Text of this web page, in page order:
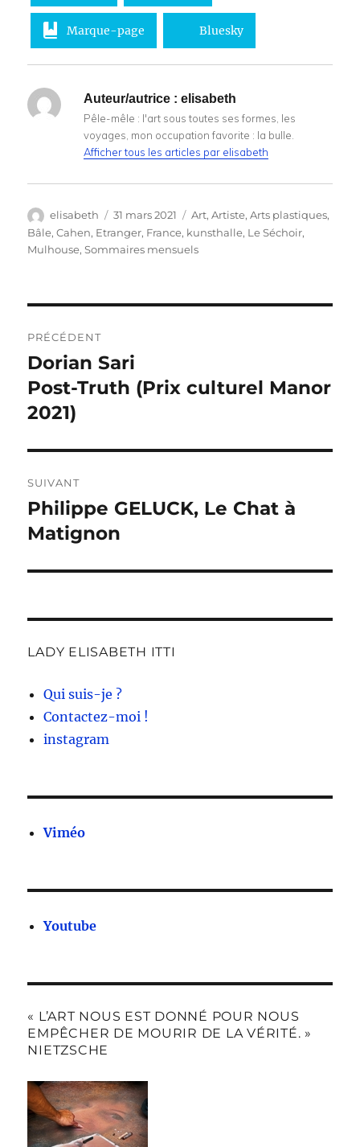
Marque-page Bluesky
Auteur/autrice : elisabeth
Pêle-mêle : l'art sous toutes ses formes, les
voyages, mon occupation favorite : la bulle.
Afficher tous les articles par elisabeth
Auteur
elisabeth
Publié
le
31 mars 2021 Catégories
Art,Artiste,Arts plastiques,
Bâle,Cahen, Etranger, France, kunsthalle, Le Séchoir,
Mulhouse,Sommaires mensuels
de
l’article
PRÉCÉDENT
Publication
précédente :
Dorian Sari
Post-Truth (Prix culturel Manor
2021)
SUIVANT
Publication
suivante :
Philippe GELUCK, Le Chat à
Matignon
LADY ELISABETH ITTI
Qui suis-je ?
Contactez-moi !
instagram
Viméo
Youtube
« L’ART NOUS EST DONNÉ POUR NOUS
EMPÊCHER DE MOURIR DE LA VÉRITÉ. »
NIETZSCHE